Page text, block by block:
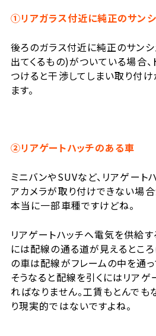
①リアガラス付近に純正のサン
後ろのガラス付近に純正のサン
出てくるもの)がついている場合
つけると干渉してしまい取り付
ます。
②リアゲートハッチのある車
ミニバンやSUVなど、リアゲート
アカメラが取り付けできない場合
本当に一部車種ですけどね。
リアゲートハッチへ電気を供給
には配線の通る道が見えるとこ
の車は配線がフレームの中を通っ
そうなると配線を引くにはリアゲ
ればなりません。工賃もとんでも
り現実的ではないですよね。